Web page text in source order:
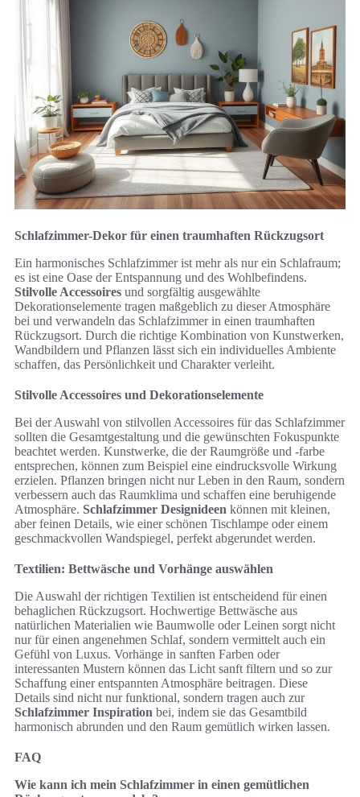
Schlafzimmer-Dekor für einen traumhaften Rückzugsort
Ein harmonisches Schlafzimmer ist mehr als nur ein Schlafraum;
es ist eine Oase der Entspannung und des Wohlbefindens.
Stilvolle Accessoires und sorgfältig ausgewählte
Dekorationselemente tragen maßgeblich zu dieser Atmosphäre
bei und verwandeln das Schlafzimmer in einen traumhaften
Rückzugsort. Durch die richtige Kombination von Kunstwerken,
Wandbildern und Pflanzen lässt sich ein individuelles Ambiente
schaffen, das Persönlichkeit und Charakter verleiht.
Stilvolle Accessoires und Dekorationselemente
Bei der Auswahl von stilvollen Accessoires für das Schlafzimmer
sollten die Gesamtgestaltung und die gewünschten Fokuspunkte
beachtet werden. Kunstwerke, die der Raumgröße und -farbe
entsprechen, können zum Beispiel eine eindrucksvolle Wirkung
erzielen. Pflanzen bringen nicht nur Leben in den Raum, sondern
verbessern auch das Raumklima und schaffen eine beruhigende
Atmosphäre. Schlafzimmer Designideen können mit kleinen,
aber feinen Details, wie einer schönen Tischlampe oder einem
geschmackvollen Wandspiegel, perfekt abgerundet werden.
Textilien: Bettwäsche und Vorhänge auswählen
Die Auswahl der richtigen Textilien ist entscheidend für einen
behaglichen Rückzugsort. Hochwertige Bettwäsche aus
natürlichen Materialien wie Baumwolle oder Leinen sorgt nicht
nur für einen angenehmen Schlaf, sondern vermittelt auch ein
Gefühl von Luxus. Vorhänge in sanften Farben oder
interessanten Mustern können das Licht sanft filtern und so zur
Schaffung einer entspannten Atmosphäre beitragen. Diese
Details sind nicht nur funktional, sondern tragen auch zur
Schlafzimmer Inspiration bei, indem sie das Gesamtbild
harmonisch abrunden und den Raum gemütlich wirken lassen.
FAQ
Wie kann ich mein Schlafzimmer in einen gemütlichen